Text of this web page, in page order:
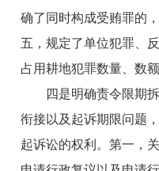
确了同时构成受贿罪的
五，规定了单位犯罪、
占用耕地犯罪数量、数
四是明确责令限期拆
衔接以及起诉期限问题
起诉讼的权利。第一，